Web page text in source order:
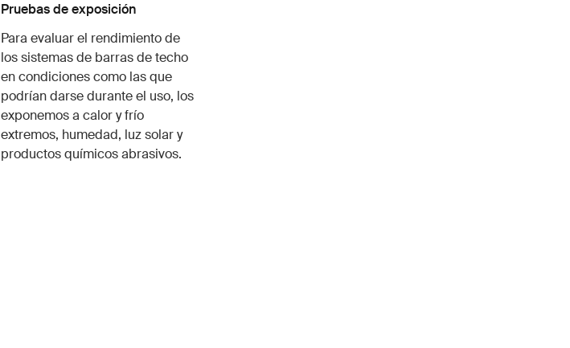
Pruebas de exposición
Para evaluar el rendimiento de
los sistemas de barras de techo
en condiciones como las que
podrían darse durante el uso, los
exponemos a calor y frío
extremos, humedad, luz solar y
productos químicos abrasivos.